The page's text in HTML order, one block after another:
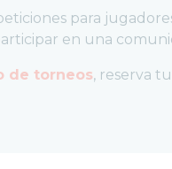
para
en una
de torneos, reserva